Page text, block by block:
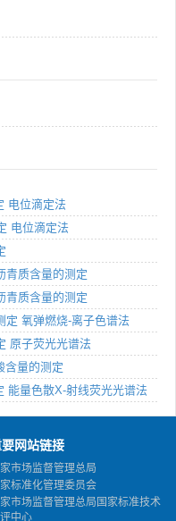
电位滴定法
电位滴定法
青质含量的测定
青质含量的测定
定 氧弹燃烧-离子色谱法
原子荧光光谱法
含量的测定
能量色散X-射线荧光光谱法
网站链接
市场监督管理总局
标准化管理委员会
市场监督管理总局国家标准技术
中心